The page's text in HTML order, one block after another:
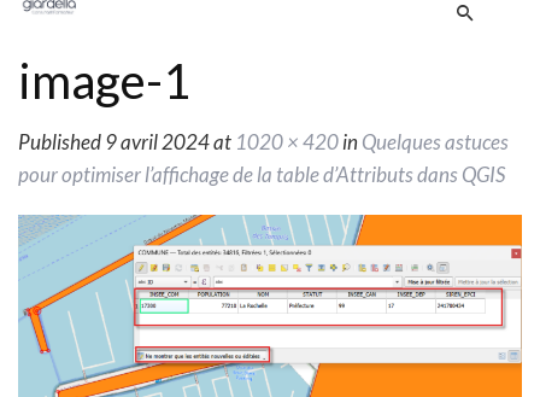
image-1
Published9 avril 2024at 1020 × 420inQuelques astuces
pour optimiser l’affichage de la table d’Attributs dans QGIS